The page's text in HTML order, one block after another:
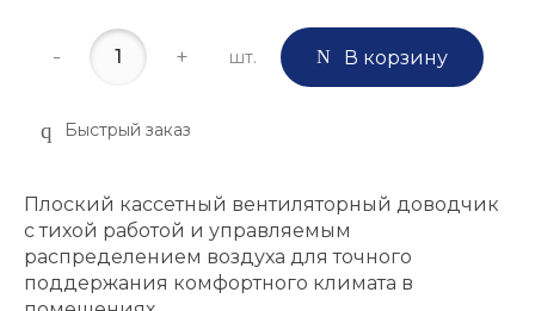
- + шт. В корзину
Быстрый заказ
Плоский кассетный вентиляторный доводчик
с тихой работой и управляемым
распределением воздуха для точного
поддержания комфортного климата в